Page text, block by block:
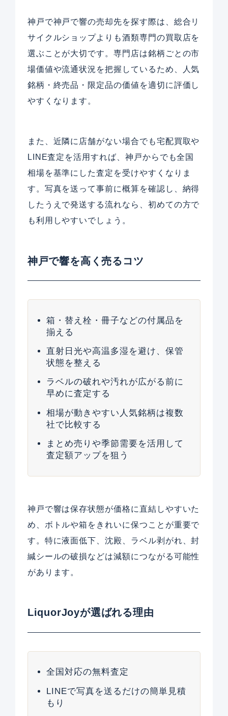
神戸で神戸で響の売却先を探す際は、総合リ
サイクルショップよりも酒類専門の買取店を
選ぶことが大切です。専門店は銘柄ごとの市
場価値や流通状況を把握しているため、人気
銘柄・終売品・限定品の価値を適切に評価し
やすくなります。
また、近隣に店舗がない場合でも宅配買取や
LINE査定を活用すれば、神戸からでも全国
相場を基準にした査定を受けやすくなりま
す。写真を送って事前に概算を確認し、納得
したうえで発送する流れなら、初めての方で
も利用しやすいでしょう。
神戸で響を高く売るコツ
箱・替え栓・冊子などの付属品を
揃える
直射日光や高温多湿を避け、保管
状態を整える
ラベルの破れや汚れが広がる前に
早めに査定する
相場が動きやすい人気銘柄は複数
社で比較する
まとめ売りや季節需要を活用して
査定額アップを狙う
神戸で響は保存状態が価格に直結しやすいた
め、ボトルや箱をきれいに保つことが重要で
す。特に液面低下、沈殿、ラベル剥がれ、封
緘シールの破損などは減額につながる可能性
があります。
LiquorJoyが選ばれる理由
全国対応の無料査定
LINEで写真を送るだけの簡単見積
もり